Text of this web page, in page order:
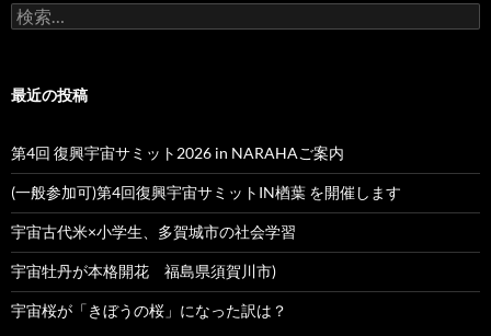
検
索:
最近の投稿
第4回 復興宇宙サミット2026 in NARAHAご案内
(一般参加可)第4回復興宇宙サミットIN楢葉 を開催します
宇宙古代米×小学生、多賀城市の社会学習
宇宙牡丹が本格開花 福島県須賀川市)
宇宙桜が「きぼうの桜」になった訳は？